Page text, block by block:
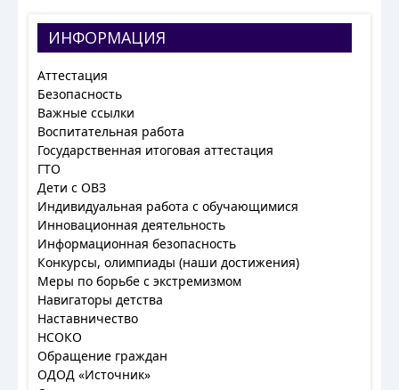
ИНФОРМАЦИЯ
Аттестация
Безопасность
Важные ссылки
Воспитательная работа
Государственная итоговая аттестация
ГТО
Дети с ОВЗ
Индивидуальная работа с обучающимися
Инновационная деятельность
Информационная безопасность
Конкурсы, олимпиады (наши достижения)
Меры по борьбе с экстремизмом
Навигаторы детства
Наставничество
НСОКО
Обращение граждан
ОДОД «Источник»